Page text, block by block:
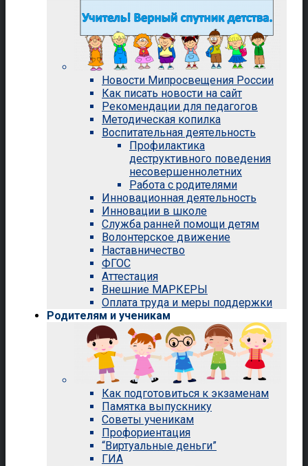
Новости Мипросвещения России
Как писать новости на сайт
Рекомендации для педагогов
Методическая копилка
Воспитательная деятельность
Профилактика
деструктивного поведения
несовершеннолетних
Работа с родителями
Инновационная деятельность
Инновации в школе
Служба ранней помощи детям
Волонтерское движение
Наставничество
ФГОС
Аттестация
Внешние МАРКЕРЫ
Оплата труда и меры поддержки
Родителям и ученикам
Как подготовиться к экзаменам
Памятка выпускнику
Советы ученикам
Профориентация
“Виртуальные деньги”
ГИА